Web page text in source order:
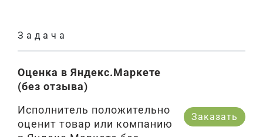
Задача
Оценка в Яндекс.Маркете
(без отзыва)
Исполнитель положительно
оценит товар или компанию
Заказать